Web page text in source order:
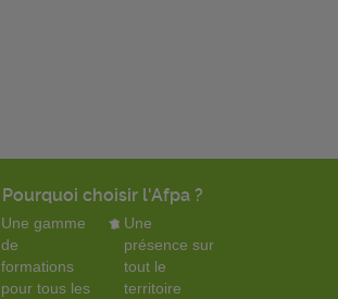
Pourquoi choisir l'Afpa ?
Une gamme
de
formations
pour tous les
Une
présence sur
tout le
territoire